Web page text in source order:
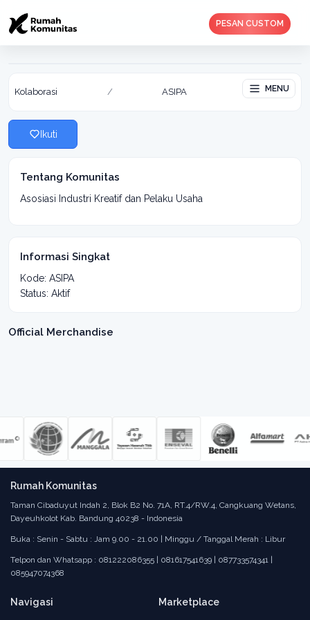
PESAN CUSTOM
ASIPA
Aktif: 08 Mar 2019
Kolaborasi / ASIPA MENU
Ikuti
Tentang Komunitas
Asosiasi Industri Kreatif dan Pelaku Usaha
Informasi Singkat
Kode: ASIPA
Status: Aktif
Official Merchandise
Rumah Komunitas
Taman Cibaduyut Indah 2, Blok B2 No. 71A, RT.4/RW.4, Cangkuang Wetans,
Dayeuhkolot Kab. Bandung 40238 - Indonesia
Buka : Senin - Sabtu : Jam 9.00 - 21.00 | Minggu / Tanggal Merah : Libur
Telpon dan Whatsapp : 081222086355 | 081617541639 | 087733574341 |
085947074368
Navigasi Marketplace